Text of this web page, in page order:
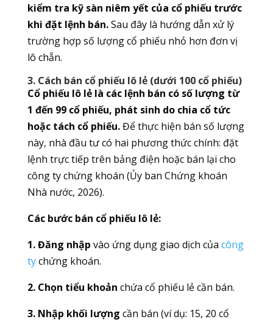
kiểm tra kỹ sàn niêm yết của cổ phiếu trước
khi đặt lệnh bán.Sau đây là hướng dẫn xử lý
trường hợp số lượng cổ phiếu nhỏ hơn đơn vị
lô chẵn.
3. Cách bán cổ phiếu lô lẻ (dưới 100 cổ phiếu)
Cổ phiếu lô lẻ là các lệnh bán có số lượng từ
1 đến 99 cổ phiếu, phát sinh do chia cổ tức
hoặc tách cổ phiếu.Để thực hiện bán số lượng
này, nhà đầu tư có hai phương thức chính: đặt
lệnh trực tiếp trên bảng điện hoặc bán lại cho
công ty chứng khoán (Ủy ban Chứng khoán
Nhà nước, 2026).
Các bước bán cổ phiếu lô lẻ:
1. Đăng nhập vào ứng dụng giao dịch của công
tychứng khoán.
2. Chọn tiểu khoản chứa cổ phiếu lẻ cần bán.
3. Nhập khối lượng cần bán (ví dụ: 15, 20 cổ